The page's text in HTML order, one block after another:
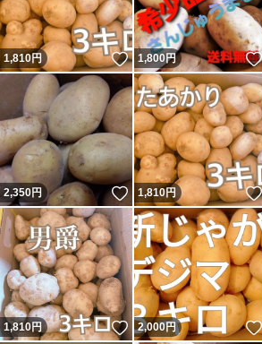
1,810円 いいね！
1,800 円
2,350円 いいね！
1,810円
1,810円 いいね！
2,000円